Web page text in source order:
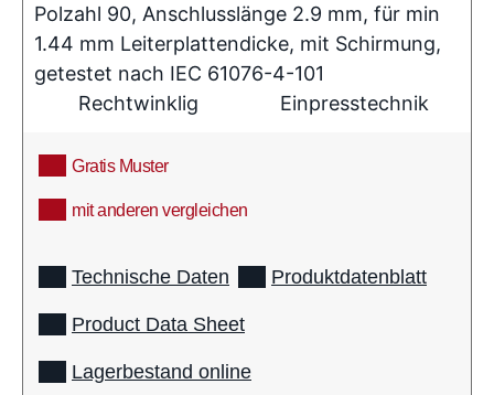
Polzahl 90, Anschlusslänge 2.9 mm, für min
1.44 mm Leiterplattendicke, mit Schirmung,
getestet nach IEC 61076-4-101
Rechtwinklig
Einpresstechnik
Gratis Muster
mit anderen vergleichen
Technische Daten Produktdatenblatt
Product Data Sheet
Lagerbestand online